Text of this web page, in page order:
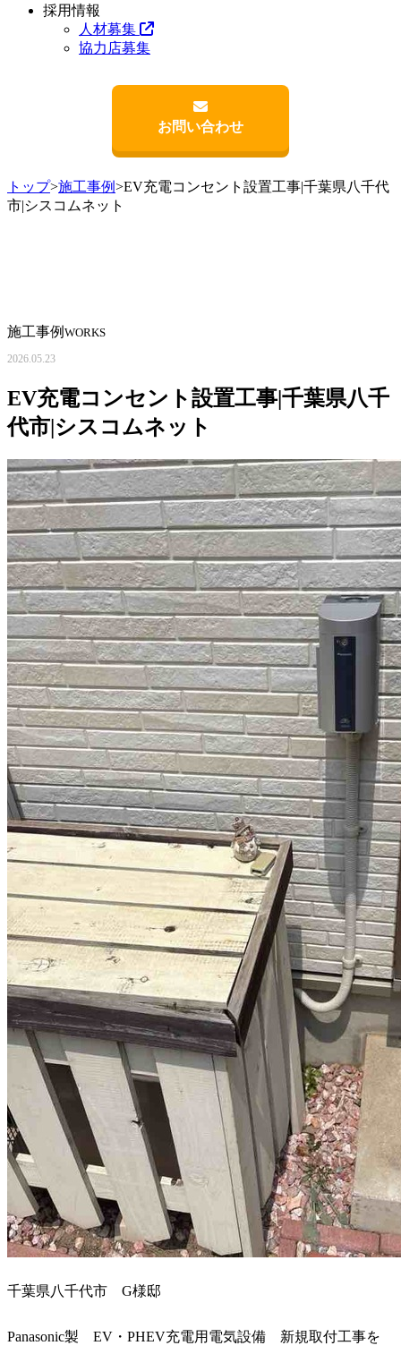
採用情報
人材募集
協力店募集
お問い合わせ
トップ>施工事例>EV充電コンセント設置工事|千葉県八千代
市|シスコムネット
施工事例 WORKS
2026.05.23
EV充電コンセント設置工事|千葉県八千
代市|シスコムネット
千葉県八千代市 G様邸
Panasonic製 EV・PHEV充電用電気設備 新規取付工事を